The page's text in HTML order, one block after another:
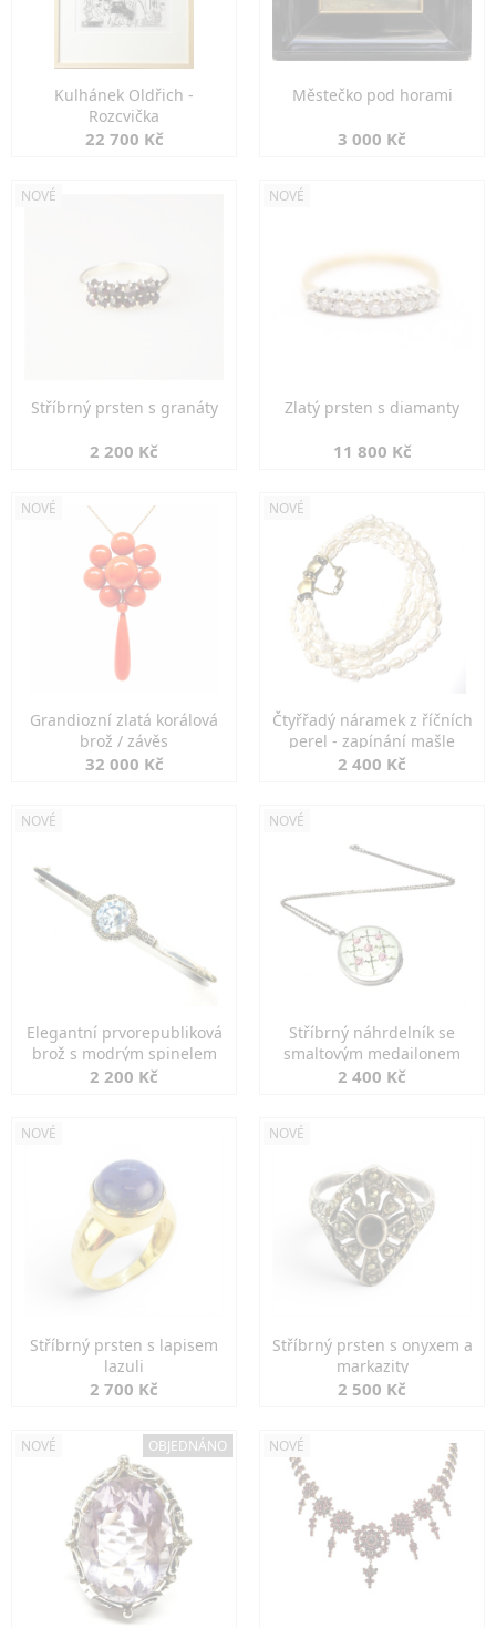
Kulhánek Oldřich -
Rozcvička
22 700 Kč
Městečko pod horami
3 000 Kč
NOVÉ
Stříbrný prsten s granáty
2 200 Kč
NOVÉ
Zlatý prsten s diamanty
11 800 Kč
NOVÉ
Grandiozní zlatá korálová
brož / závěs
32 000 Kč
NOVÉ
Čtyřřadý náramek z říčních
perel - zapínání mašle
2 400 Kč
NOVÉ
Elegantní prvorepubliková
brož s modrým spinelem
2 200 Kč
NOVÉ
Stříbrný náhrdelník se
smaltovým medailonem
2 400 Kč
NOVÉ
Stříbrný prsten s lapisem
lazuli
2 700 Kč
NOVÉ
Stříbrný prsten s onyxem a
markazity
2 500 Kč
NOVÉ OBJEDNÁNO NOVÉ